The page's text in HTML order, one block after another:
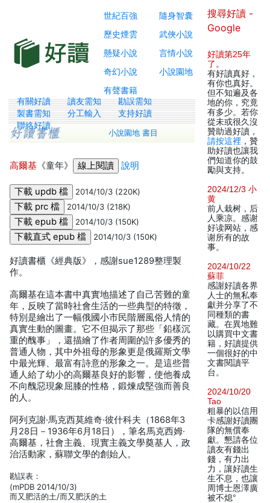
世紀百強
隨身智囊
歷史煙雲
武俠小說
懸疑小說
言情小說
奇幻小說
小說園地
有聲書籍
有關好讀 讀友需知
勘誤需知
製書需知
分工輸入
支持好讀
聯絡好讀
小說園地 書目
高爾基 《童年》 說明
2014/10/3 (220K)
2014/10/3 (218K)
2014/10/3 (150K)
2014/10/3 (150K)
好讀書櫃《經典版》，感謝sue1289整理製
作。
高爾基在這本書中真實地描述了自己苦難的童
年，反映了當時社會生活的一些典型的特徵，
特別是繪出了一幅俄國小市民階層風俗人情的
真實生動的圖畫。它不但揭示了那些「鉛樣沉
重的醜事」，還描繪了作者周圍的許多優秀的
普通人物，其中外祖母的形象更是俄羅斯文學
中最光輝、最富有詩意的形象之一。是這些普
通人給了幼小的高爾基良好的影響，使他養成
不向醜惡現象屈膝的性格，鍛煉成堅強而善良
的人。
阿列克謝·馬克西莫維奇·彼什科夫（1868年3
月28日－1936年6月18日），筆名馬克西姆·
高爾基，社會主義、現實主義文學奠基人，政
治活動家，蘇聯文學的創始人。
勘誤表：
(mPDB 2014/10/3)
而又肥活的土/而又肥沃的土
搜尋好讀 -
Google
好讀第25年
了 。
有好讀真好，
有你也真好。
但不知遍及各
地的你，究竟
有多少。若你
從未或很久沒
贊助過好讀，
請按這裡 ，贊
助好讀也讓我
們知道你的鼓
勵與支持。
2024/12/3 小
黄
前人栽树，后
人乘凉。感谢
好读网站，感
谢所有的故
事。
2024/10/22
蘇菲
感謝好讀各界
人士的無私奉
獻并分享了不
同種類的書
藏。在異地難
以購買中文書
籍，好讀提供
一個很好的中
文書閱讀平
台。
2024/10/20
Tao
粗暴的以信用
卡感謝好讀團
隊的無償奉
獻。懇請各位
讀友有錢出
錢，有力出
力，讓好讀生
生不息，也讓
周博士恩澤廣
被不熄°